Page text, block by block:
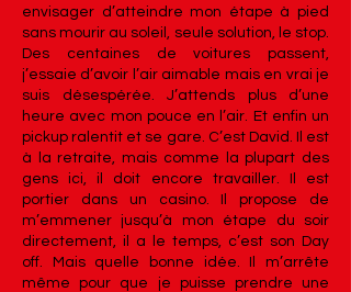
envisager d’atteindre mon étape à pied
sans mourir au soleil, seule solution, le stop.
Des centaines de voitures passent,
j’essaie d’avoir l’air aimable mais en vrai je
suis désespérée. J’attends plus d’une
heure avec mon pouce en l’air. Et enfin un
pickup ralentit et se gare. C’est David. Il est
à la retraite, mais comme la plupart des
gens ici, il doit encore travailler. Il est
portier dans un casino. Il propose de
m’emmener jusqu’à mon étape du soir
directement, il a le temps, c’est son Day
off. Mais quelle bonne idée. Il m’arrête
même pour que je puisse prendre une